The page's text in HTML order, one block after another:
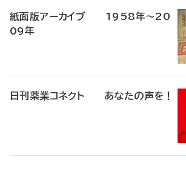
紙面版アーカイブ 1958年～20
09年
日刊薬業コネクト あなたの声を！